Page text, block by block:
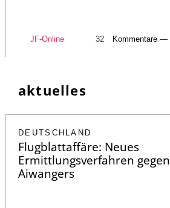
JF-Online 32 Kommentare —
aktuelles
DEUTSCHLAND
Flugblattaffäre: Neues
Ermittlungsverfahren
Aiwangers